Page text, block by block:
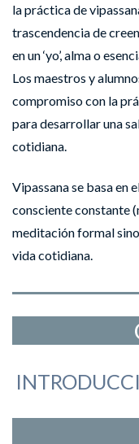
la práctica de
trascendencia de
en un ‘yo’, alma o
Los maestros y
compromiso con la
para desarrollar una
cotidiana.
Vipassana se basa en
consciente constante
meditación formal
vida cotidiana.